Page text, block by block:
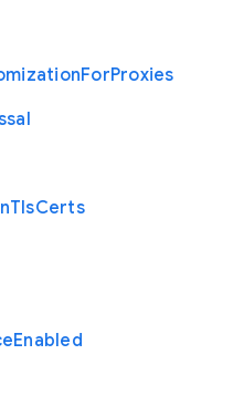
ForProxies
TlsCerts
Enabled